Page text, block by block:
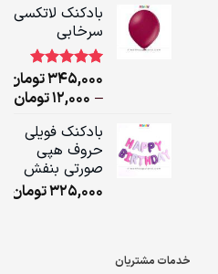
بادکنک لاتکسی
سرخابی
امتیاز5.00
1
مشتری
345,000تومان
–
12,000تومان
بادکنک فویلی
حروف هپی
صورتی بنفش
325,000تومان
خدمات مشتریان